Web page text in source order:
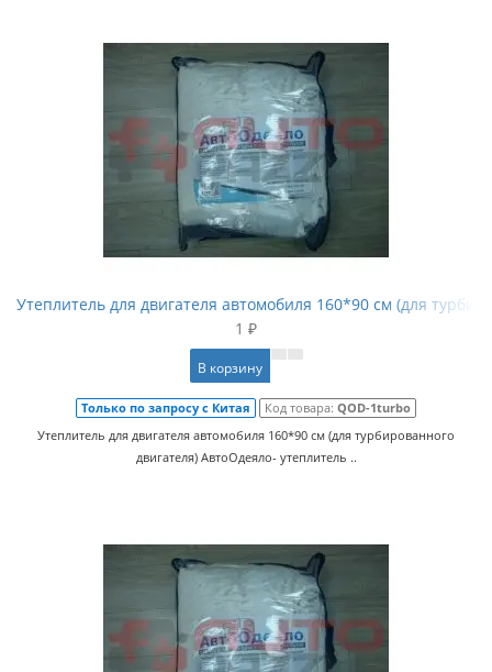
Утеплитель для двигателя автомобиля 160*90 см (для
1 ₽
В корзину
Только по запросу с Китая Код товара: QOD-1turbo
Утеплитель для двигателя автомобиля 160*90 см (для турбированного
двигателя) АвтоОдеяло- утеплитель ..